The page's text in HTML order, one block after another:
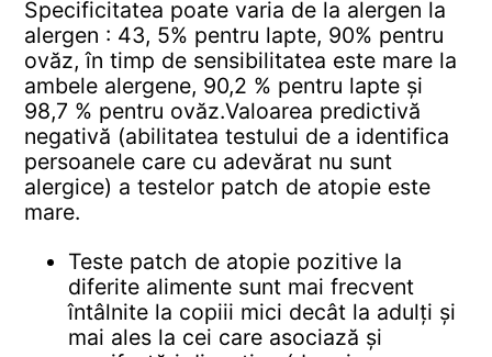
Specificitatea poate varia de la alergen la
alergen : 43, 5% pentru lapte, 90% pentru
ovăz, în timp de sensibilitatea este mare la
ambele alergene, 90,2 % pentru lapte și
98,7 % pentru ovăz.Valoarea predictivă
negativă (abilitatea testului de a identifica
persoanele care cu adevărat nu sunt
alergice) a testelor patch de atopie este
mare.
Teste patch de atopie pozitive la
diferite alimente sunt mai frecvent
întâlnite la copiii mici decât la adulți și
mai ales la cei care asociază și